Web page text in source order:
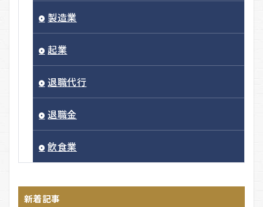
製造業
起業
退職代行
退職金
飲食業
新着記事